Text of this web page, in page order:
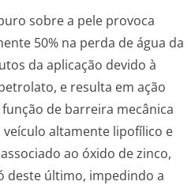
sobre a pele provoca
50% na perda de água da
da aplicação devido à
e resulta em ação
de barreira mecânica
altamente lipofílico e
ao óxido de zinco,
deste último, impedindo a